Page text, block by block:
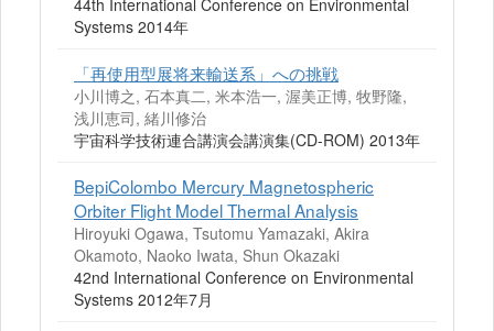
Systems 2014年
「再使用型展将来輸送系」への挑戦
小川博之, 石本真二, 米本浩一, 渥美正博, 牧野隆,
浅川恵司, 緒川修治
宇宙科学技術連合講演会講演集(CD-ROM) 2013年
BepiColombo Mercury Magnetospheric
Orbiter Flight Model Thermal Analysis
Hiroyuki Ogawa, Tsutomu Yamazaki, Akira
Okamoto, Naoko Iwata, Shun Okazaki
42nd International Conference on Environmental
Systems 2012年7月